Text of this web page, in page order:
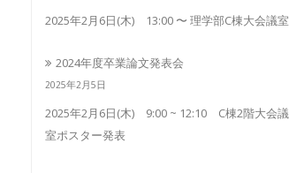
2025年2月6日(木) 13:00 〜 理学部C棟大会議室
2024年度卒業論文発表会
2025年2月5日
2025年2月6日(木) 9:00 ~ 12:10 C棟2階大会議
室ポスター発表